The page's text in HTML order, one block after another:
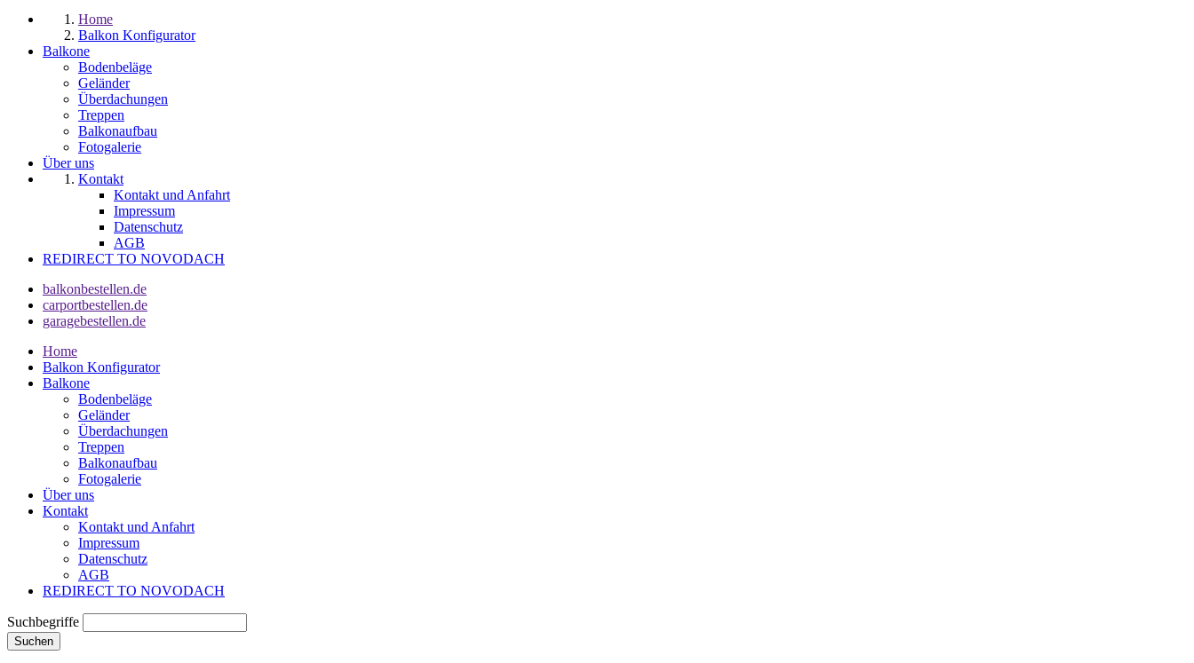
Home
Balkon Konfigurator
Balkone
Bodenbeläge
Geländer
Überdachungen
Treppen
Balkonaufbau
Fotogalerie
Über uns
Kontakt
Kontakt und Anfahrt
Impressum
Datenschutz
AGB
REDIRECT TO NOVODACH
balkonbestellen.de
carportbestellen.de
garagebestellen.de
Home
Balkon Konfigurator
Balkone
Bodenbeläge
Geländer
Überdachungen
Treppen
Balkonaufbau
Fotogalerie
Über uns
Kontakt
Kontakt und Anfahrt
Impressum
Datenschutz
AGB
REDIRECT TO NOVODACH
Suchbegriffe
Suchen